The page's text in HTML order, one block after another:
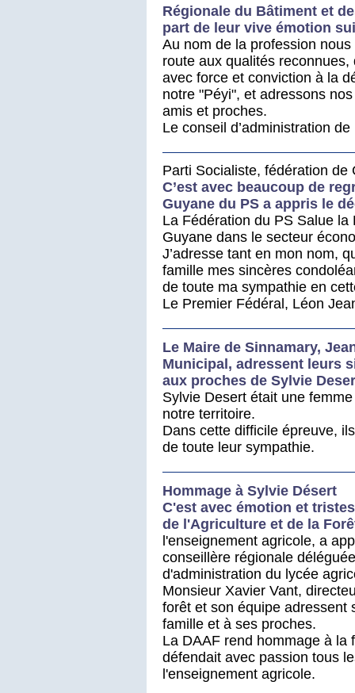
Régionale du Bâtiment et
part de leur vive émotion
Au nom de la profession
route aux qualités
avec force et conviction à la
notre "Péyi", et adressons
amis et proches.
Le conseil d’administration
Parti Socialiste, fédération de
C’est avec beaucoup de
Guyane du PS a appris le
La Fédération du PS Salue la
Guyane dans le secteur
J’adresse tant en mon nom,
famille mes sincères
de toute ma sympathie en
Le Premier Fédéral, Léon
Le Maire de Sinnamary,
Municipal, adressent leurs
aux proches de Sylvie D
Sylvie Desert était une
notre territoire.
Dans cette difficile épreuve,
de toute leur sympathie.
Hommage à Sylvie Désert
C'est avec émotion et
de l'Agriculture et de la
l'enseignement agricole, a
conseillère régionale
d'administration du lycée
Monsieur Xavier Vant,
forêt et son équipe adressent
famille et à ses proches.
La DAAF rend hommage à la
défendait avec passion tous
l'enseignement agricole.